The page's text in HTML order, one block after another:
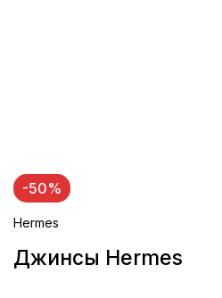
-50%
Hermes
Джинсы Hermes